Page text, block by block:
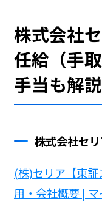
株式会社
任給（手
手当も解説
株式会社セリ
(株)セリア【東
用・会社概要 |